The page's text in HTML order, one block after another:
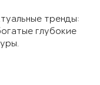
тренды:
глубокие